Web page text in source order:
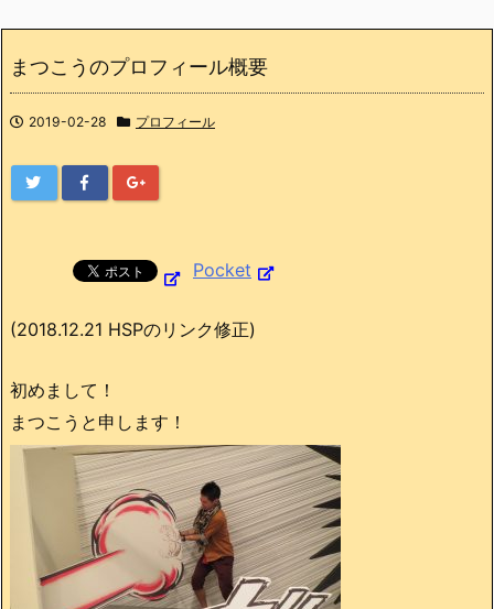
まつこうのプロフィール概要
2019-02-28 プロフィール
Pocket
(2018.12.21 HSPのリンク修正)
初めまして！
まつこうと申します！